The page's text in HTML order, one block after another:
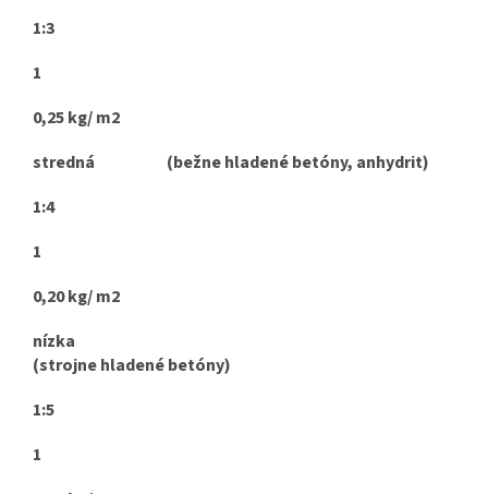
1:3
1
0,25 kg/ m2
stredná (bežne hladené betóny, anhydrit)
1:4
1
0,20 kg/ m2
nízka
(strojne hladené betóny)
1:5
1